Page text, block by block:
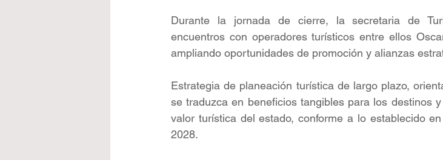
Durante la jornada de cierre, la secretaria de
encuentros con operadores turísticos entre ellos
ampliando oportunidades de promoción y alianzas
Estrategia de planeación turística de largo plazo,
se traduzca en beneficios tangibles para los destinos
valor turística del estado, conforme a lo establecido
2028.